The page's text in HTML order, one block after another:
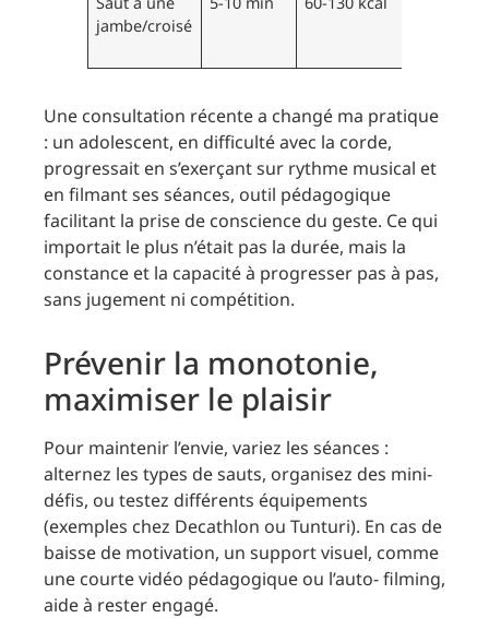
jambe/croisé
Une consultation récente a changé ma pratique
: un adolescent, en difficulté avec la corde,
progressait en s’exerçant sur rythme musical et
en filmant ses séances, outil pédagogique
facilitant la prise de conscience du geste. Ce qui
importait le plus n’était pas la durée, mais la
constance et la capacité à progresser pas à pas,
sans jugement ni compétition.
Prévenir la monotonie,
maximiser le plaisir
Pour maintenir l’envie, variez les séances :
alternez les types de sauts, organisez des mini-
défis, ou testez différents équipements
(exemples chez Decathlon ou Tunturi). En cas de
baisse de motivation, un support visuel, comme
une courte vidéo pédagogique ou l’auto- filming,
aide à rester engagé.